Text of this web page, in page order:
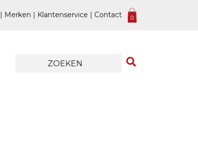
| Merken | Klantenservice | Contact 0